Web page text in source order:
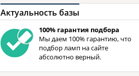
Актуальность базы
100% гарантия подбора
Мы даем 100% гарантию, что
подбор ламп на сайте
абсолютно верный.